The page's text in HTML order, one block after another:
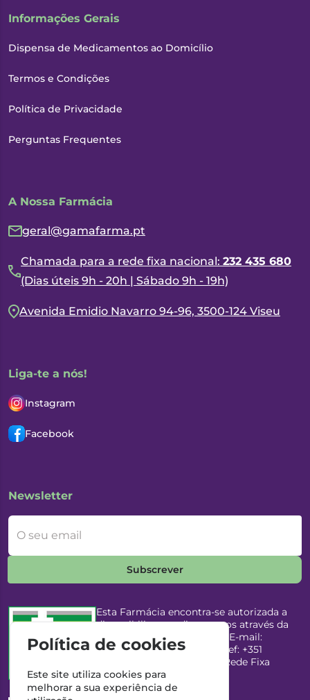
Informações Gerais
Dispensa de Medicamentos ao Domicílio
Termos e Condições
Política de Privacidade
Perguntas Frequentes
A Nossa Farmácia
geral@gamafarma.pt
Chamada para a rede fixa nacional: 232 435 680
(Dias úteis 9h - 20h | Sábado 9h - 19h)
Avenida Emidio Navarro 94-96, 3500-124 Viseu
Liga-te a nós!
Instagram
Facebook
Newsletter
O seu email
Subscrever
Esta Farmácia encontra-se autorizada a
disponibilizar medicamentos através da
Internet, pelo Infarmed, I.P. E-mail:
infarmed@infarmed.pt
| Telef: +351
217987100 (Chamada para Rede Fixa
Nacional)
Política de cookies
Este site utiliza cookies para
melhorar a sua experiência de